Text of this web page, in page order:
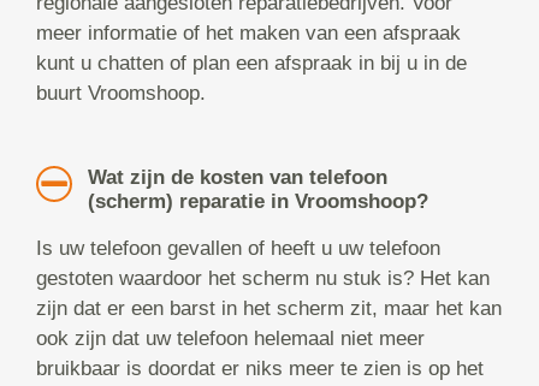
meer informatie of het maken van een afspraak
kunt u chatten of plan een afspraak in bij u in de
buurt Vroomshoop.
Wat zijn de kosten van telefoon
(scherm) reparatie in Vroomshoop?
Is uw telefoon gevallen of heeft u uw telefoon
gestoten waardoor het scherm nu stuk is? Het kan
zijn dat er een barst in het scherm zit, maar het kan
ook zijn dat uw telefoon helemaal niet meer
bruikbaar is doordat er niks meer te zien is op het